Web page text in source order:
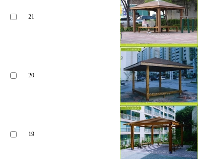
21
20
19